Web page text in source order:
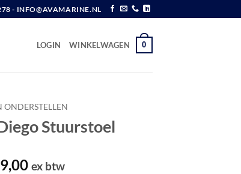
- INFO@AVAMARINE.NL
LOGIN WINKELWAGEN 0
ONDERSTELLEN
Stuurstoel
Huidige
ex btw